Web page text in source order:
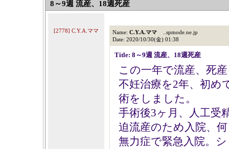
8～9週 流産、18週死産
[2778] C.Y.A.ママ Name: C.Y.A.ママ..spmode.ne.jp
Date: 2020/10/30(金) 01:38
Title: 8～9週 流産、18週死産
この一年で流産、死
不妊治療を2年、初め
術をしました。
手術後3ヶ月、人工受
迫流産のため入院、
無力症で緊急入院。